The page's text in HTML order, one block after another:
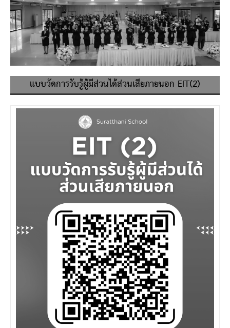
แบบวัดการรับรู้ผู้มีส่วนได้ส่วนเสียภายนอก EIT(2)